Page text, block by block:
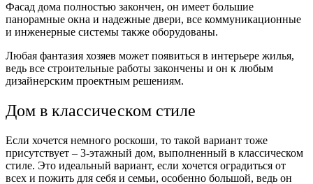
Фасад дома полностью закончен, он имеет большие
панорамные окна и надежные двери, все коммуникационные
и инженерные системы также оборудованы.
Любая фантазия хозяев может появиться в интерьере жилья,
ведь все строительные работы закончены и он к любым
дизайнерским проектным решениям.
Дом в классическом стиле
Если хочется немного роскоши, то такой вариант тоже
присутствует – 3-этажный дом, выполненный в классическом
стиле. Это идеальный вариант, если хочется оградиться от
всех и пожить для себя и семьи, особенно большой, ведь он